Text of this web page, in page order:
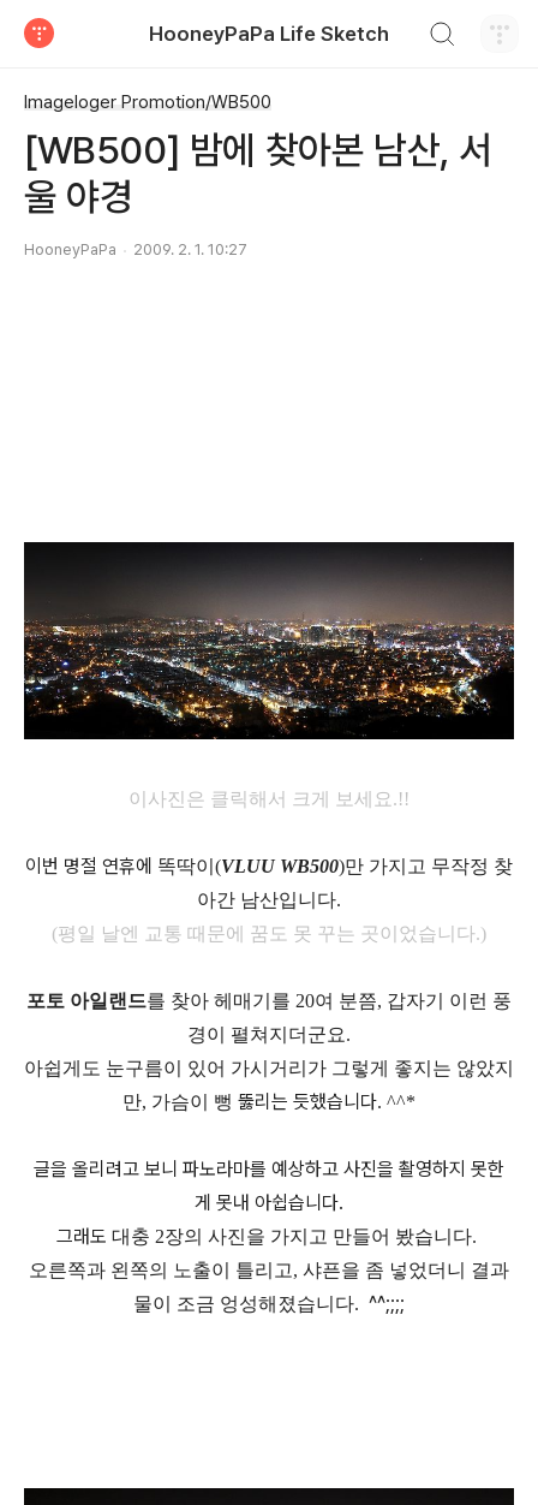
HooneyPaPa Life Sketch
Imageloger Promotion/WB500
[WB500] 밤에 찾아본 남산, 서
울 야경
HooneyPaPa 2009. 2. 1. 10:27
이사진은 클릭해서 크게 보세요.!!
이번 명절 연휴에 똑딱이(VLUU WB500)만 가지고 무작정 찾
아간 남산입니다.
(평일 날엔 교통 때문에 꿈도 못 꾸는 곳이었습니다.)
포토 아일랜드를 찾아 헤매기를 20여 분쯤, 갑자기 이런 풍
경이 펼쳐지더군요.
아쉽게도 눈구름이 있어 가시거리가 그렇게 좋지는 않았지
만, 가슴이 뻥 뚫리는 듯했습니다. ^^*
글을 올리려고 보니 파노라마를 예상하고 사진을 촬영하지 못한
게 못내 아쉽습니다.
그래도 대충 2장의 사진을 가지고 만들어 봤습니다.
오른쪽과 왼쪽의 노출이 틀리고, 샤픈을 좀 넣었더니 결과
물이 조금 엉성해졌습니다. ^^;;;;